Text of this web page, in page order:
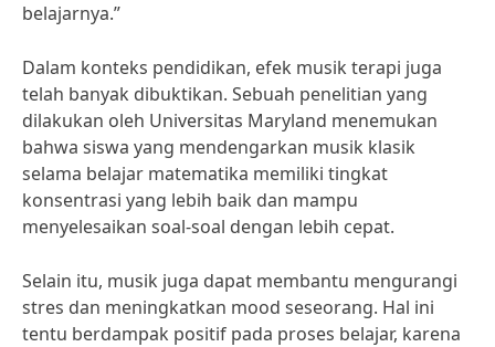
belajarnya.”
Dalam konteks pendidikan, efek musik terapi juga
telah banyak dibuktikan. Sebuah penelitian yang
dilakukan oleh Universitas Maryland menemukan
bahwa siswa yang mendengarkan musik klasik
selama belajar matematika memiliki tingkat
konsentrasi yang lebih baik dan mampu
menyelesaikan soal-soal dengan lebih cepat.
Selain itu, musik juga dapat membantu mengurangi
stres dan meningkatkan mood seseorang. Hal ini
tentu berdampak positif pada proses belajar, karena